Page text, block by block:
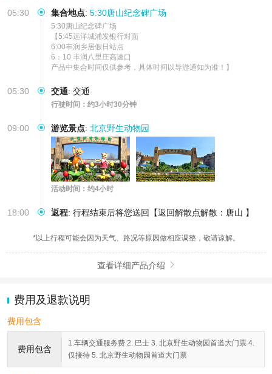
05:30 集合地点: 5:30唐山纪念碑广场
5:30唐山纪念碑广场
【5:45远洋城浦发银行对面
6:00丰润乡居假日站点
6：10 丰润八里庄高速口
产品中集合时间仅供参考，具体时间以导游通知为准！】
05:30 交通: 交通
行驶时间：约3小时30分钟
09:00 游览景点: 北京野生动物园
活动时间：约4小时
18:00 返程: 行程结束后将您送回【返回解散点解散：唐山 】
*以上行程可能会因为天气、路况等原因做相应调整，敬请谅解。
查看详细产品介绍 
费用及退款说明
费用包含
费用包含
1.车辆交通服务费 2. 巴士 3. 北京野生动物园首道大门票 4.
仅接待 5. 北京野生动物园首道大门票